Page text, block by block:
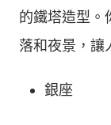
的鐵塔造型。
落和夜景，讓
銀座